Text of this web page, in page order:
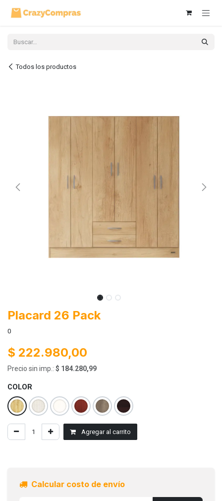
Todos los productos
Placard 26 Pack
0
$ 222.980,00
Precio sin imp.: $ 184.280,99
COLOR
Agregar al carrito
Calcular costo de envío